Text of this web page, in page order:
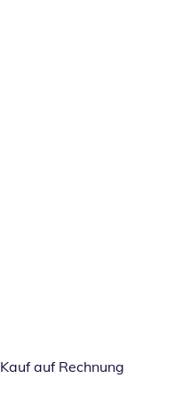
Kauf auf Rechnung